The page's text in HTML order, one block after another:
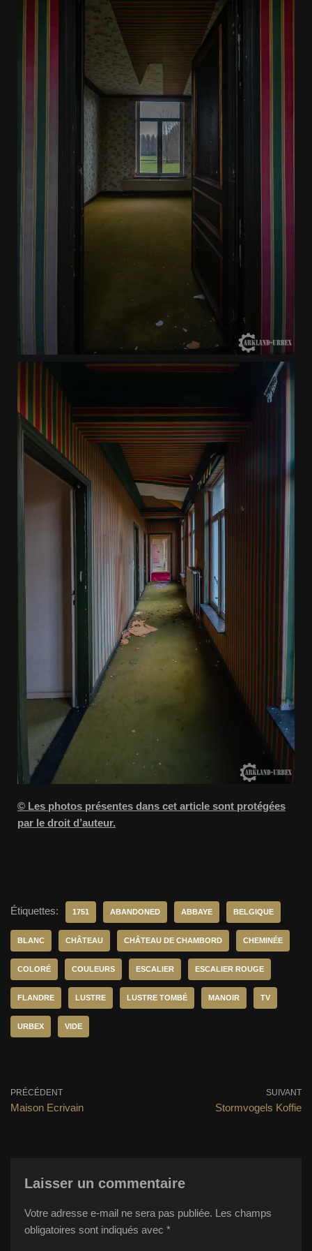
© Les photos présentes dans cet article sont protégées
par le droit d’auteur.
Étiquettes: 1751 ABANDONED ABBAYE BELGIQUE
BLANC CHÂTEAU CHÂTEAU DE CHAMBORD CHEMINÉE
COLORÉ COULEURS ESCALIER ESCALIER ROUGE
FLANDRE LUSTRE LUSTRE TOMBÉ MANOIR TV
URBEX VIDE
PRÉCÉDENT
Maison Ecrivain
SUIVANT
Stormvogels Koffie
Laisser un commentaire
Votre adresse e-mail ne sera pas publiée. Les champs
obligatoires sont indiqués avec *